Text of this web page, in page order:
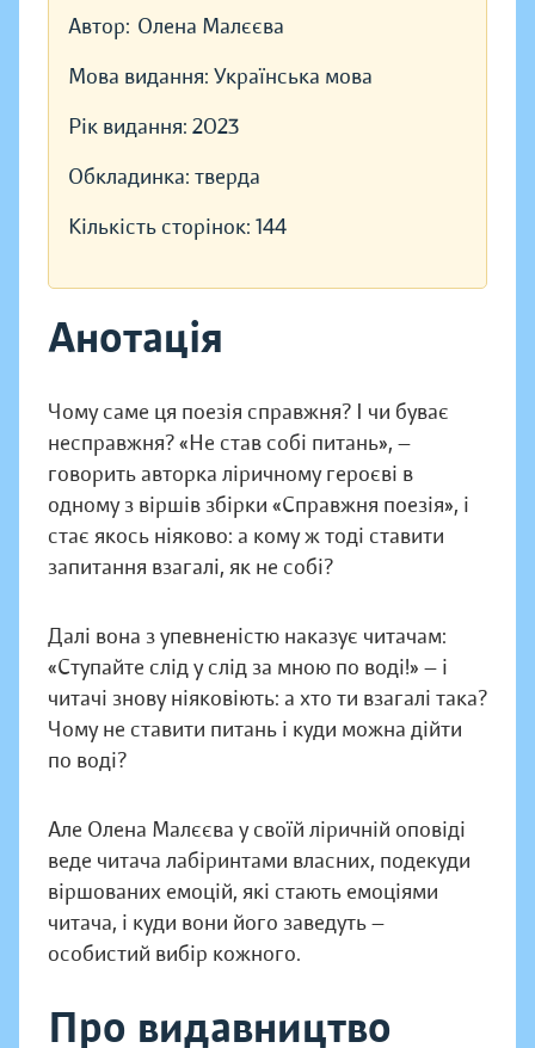
Автор: Олена Малєєва
Мова видання: Українська мова
Рік видання: 2023
Обкладинка: тверда
Кількість сторінок: 144
Анотація
Чому саме ця поезія справжня? І чи буває
несправжня? «Не став собі питань», —
говорить авторка ліричному героєві в
одному з віршів збірки «Справжня поезія», і
стає якось ніяково: а кому ж тоді ставити
запитання взагалі, як не собі?
Далі вона з упевненістю наказує читачам:
«Ступайте слід у слід за мною по воді!» — і
читачі знову ніяковіють: а хто ти взагалі така?
Чому не ставити питань і куди можна дійти
по воді?
Але Олена Малєєва у своїй ліричній оповіді
веде читача лабіринтами власних, подекуди
віршованих емоцій, які стають емоціями
читача, і куди вони його заведуть —
особистий вибір кожного.
Про видавництво